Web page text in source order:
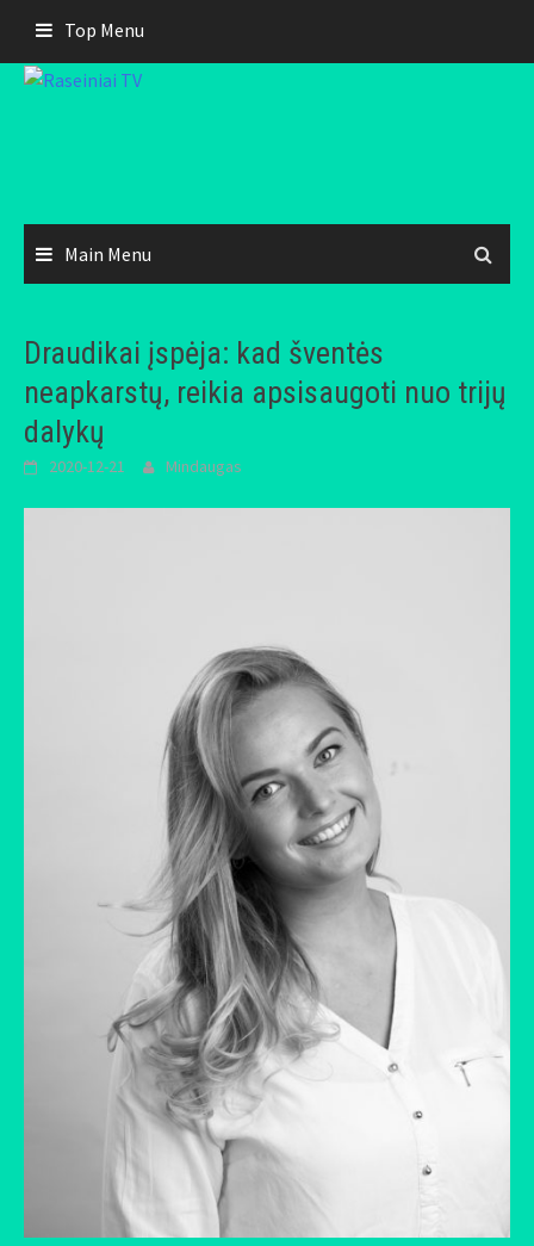
content
Top Menu
Main Menu
Draudikai įspėja: kad šventės
neapkarstų, reikia apsisaugoti nuo trijų
dalykų
2020-12-21 Mindaugas